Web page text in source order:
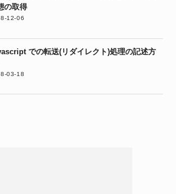
の取得
12-06
での転送(リダイレクト)処理の記述方
03-18